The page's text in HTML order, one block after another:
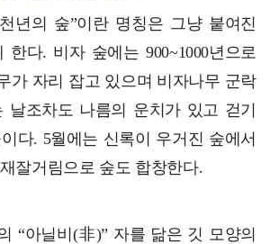
전남광주특별시, 영농형태양광 추진 위한 시·군 실무 간…
년의 숲”이란 명칭은 그냥 붙여진
한다. 비자 숲에는 900~1000년으로
가 자리 잡고 있으며 비자나무 군락
날조차도 나름의 운치가 있고 걷기
다. 5월에는 신록이 우거진 숲에서
잘거림으로 숲도 합창한다.
“아닐비(非)” 자를 닮은 깃 모양의